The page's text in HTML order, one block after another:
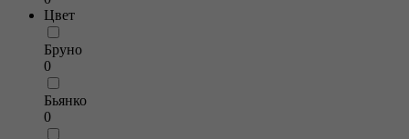
Цвет
Бруно
0
Бьянко
0